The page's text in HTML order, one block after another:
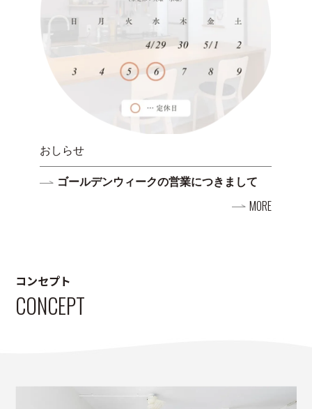
おしらせ
年末年始の営業につきまして
MORE
コンセプト
CONCEPT